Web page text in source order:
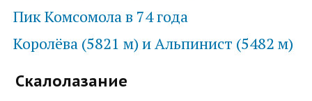
Пик Комсомола в 74 года
Королёва (5821 м) и Альпинист (5482 м)
Скалолазание